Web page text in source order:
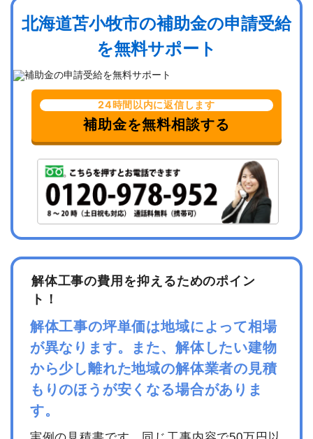
北海道苫小牧市の補助金の申請受給
を無料サポート
24時間以内に返信します
補助金を無料相談する
解体工事の費用を抑えるためのポイン
ト！
解体工事の坪単価は地域によって相場
が異なります。また、解体したい建物
から少し離れた地域の解体業者の見積
もりのほうが安くなる場合がありま
す。